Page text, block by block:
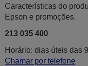
Características do
Epson e promoções.
213 035 400
Horário: dias úteis das
Chamar por telefone